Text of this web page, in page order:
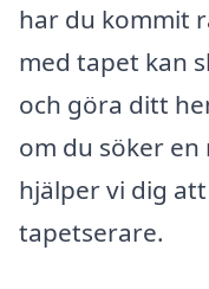
har du kommit
med tapet kan
och göra ditt
om du söker en
hjälper vi dig
tapetserare.